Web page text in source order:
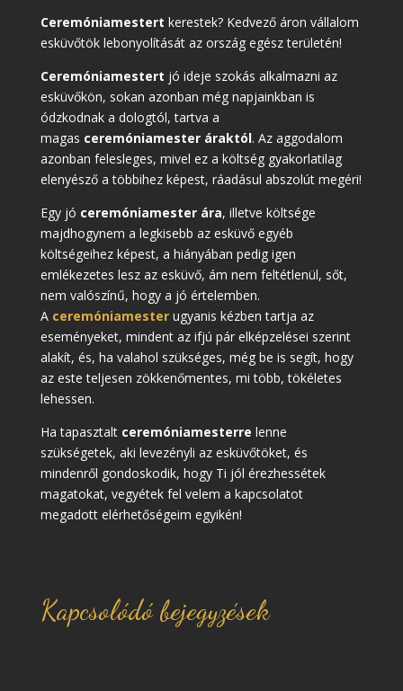
Ceremóniamestert kerestek? Kedvező áron vállalom
esküvőtök lebonyolítását az ország egész területén!
Ceremóniamestert jó ideje szokás alkalmazni az
esküvőkön, sokan azonban még napjainkban is
ódzkodnak a dologtól, tartva a
magas ceremóniamester áraktól. Az aggodalom
azonban felesleges, mivel ez a költség gyakorlatilag
elenyésző a többihez képest, ráadásul abszolút megéri!
Egy jó ceremóniamester ára, illetve költsége
majdhogynem a legkisebb az esküvő egyéb
költségeihez képest, a hiányában pedig igen
emlékezetes lesz az esküvő, ám nem feltétlenül, sőt,
nem valószínű, hogy a jó értelemben.
A ceremóniamesterugyanis kézben tartja az
eseményeket, mindent az ifjú pár elképzelései szerint
alakít, és, ha valahol szükséges, még be is segít, hogy
az este teljesen zökkenőmentes, mi több, tökéletes
lehessen.
Ha tapasztalt ceremóniamesterre lenne
szükségetek, aki levezényli az esküvőtöket, és
mindenről gondoskodik, hogy Ti jól érezhessétek
magatokat, vegyétek fel velem a kapcsolatot
megadott elérhetőségeim egyikén!
Kapcsolódó bejegyzések